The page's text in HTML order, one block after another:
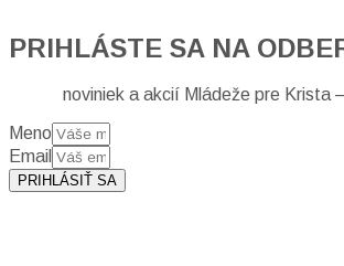
PRIHLÁSTE SA NA
noviniek a akcií Mládeže pre Krista
Meno
Email
PRIHLÁSIŤ SA